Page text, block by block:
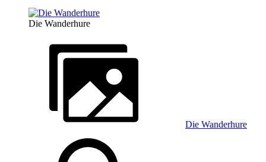
Die Wanderhure
Die Wanderhure